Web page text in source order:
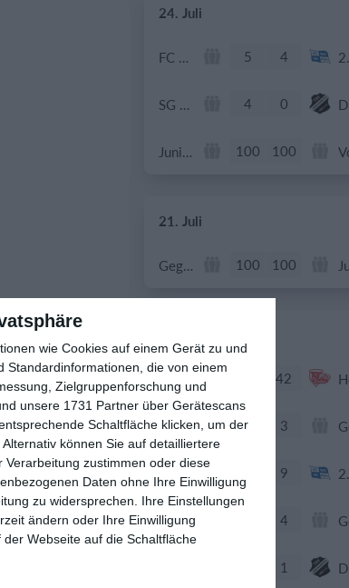
wie Cookies auf einem Gerät zu und
Standardinformationen, die von einem
Zielgruppenforschung und
unsere 1731 Partner über Gerätescans
Schaltfläche klicken, um der
können Sie auf detailliertere
zustimmen oder diese
Daten ohne Ihre Einwilligung
zu widersprechen. Ihre Einstellungen
ändern oder Ihre Einwilligung
Webseite auf die Schaltfläche
24. Juli
FC Schwadorf 5 4
SG Meilenhofen/Aiglsbach 1 4 0
Junior Schmetterlinge 100 100
21. Juli
Gegner 100 100
TuS Königsdorf 2 42
3. Mannschaft 2 3
Gegner 9
GSV Langenfeld-Wiescheid 4
1